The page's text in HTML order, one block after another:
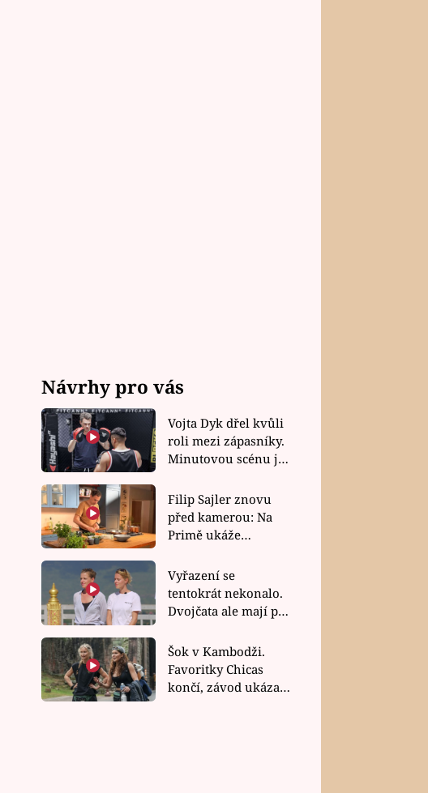
Návrhy pro vás
Vojta Dyk dřel kvůli
roli mezi zápasníky.
Minutovou scénu jel
Filip Sajler znovu
před kamerou: Na
Primě ukáže
rychlé recepty
Vyřazení se
tentokrát nekonalo.
Dvojčata ale mají po
závodu nůž na krku
Šok v Kambodži.
Favoritky Chicas
končí, závod ukázal